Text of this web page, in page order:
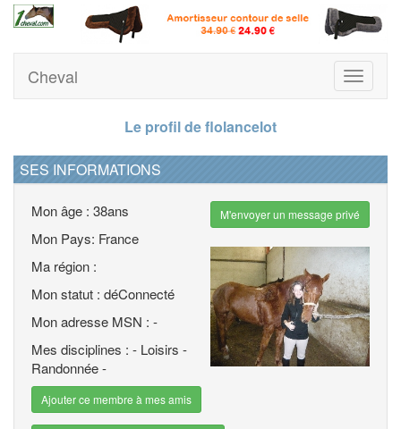
Toggle
Cheval
Le profil de flolancelot
SES INFORMATIONS
Mon âge : 38ans
Mon Pays: France
Ma région :
Mon statut : déConnecté
Mon adresse MSN : -
Mes disciplines : - Loisirs -
Randonnée -
Ajouter ce membre à mes amis
M'envoyer un message privé